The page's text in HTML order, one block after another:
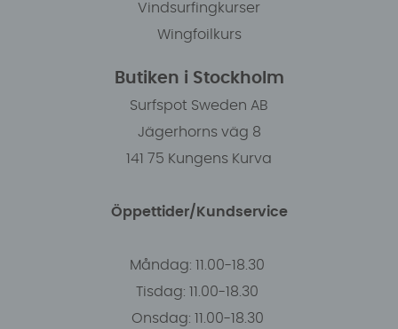
Vindsurfingkurser
Wingfoilkurs
Butiken i Stockholm
Surfspot Sweden AB
Jägerhorns väg 8
141 75 Kungens Kurva
Öppettider/Kundservice
Måndag: 11.00-18.30
Tisdag: 11.00-18.30
Onsdag: 11.00-18.30